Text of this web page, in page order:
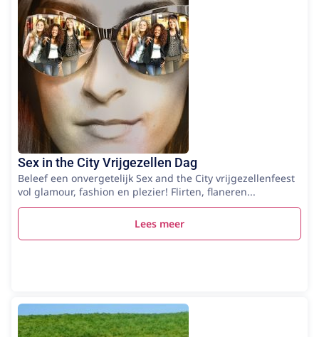
Sex in the City Vrijgezellen Dag
Beleef een onvergetelijk Sex and the City vrijgezellenfeest
vol glamour, fashion en plezier! Flirten, flaneren...
Lees meer